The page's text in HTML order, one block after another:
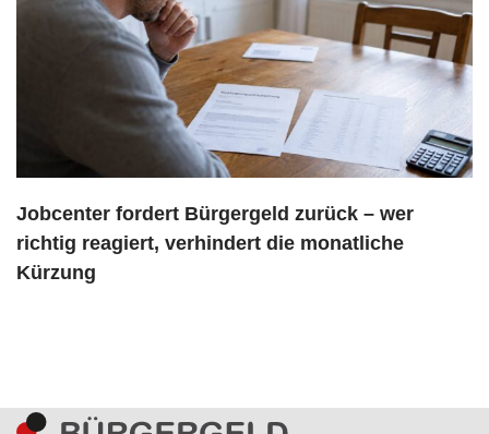
Jobcenter fordert Bürgergeld zurück – wer
richtig reagiert, verhindert die monatliche
Kürzung